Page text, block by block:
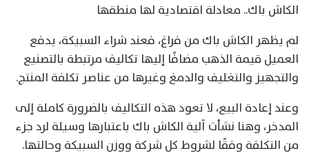
الكاش باك.. معادلة اقتصادية لها منطقها
لم يظهر الكاش باك من فراغ، فعند شراء السبيكة، يدفع
العميل قيمة الذهب مضافًا إليها تكاليف مرتبطة بالتصنيع
والتجهيز والتغليف والدمغ وغيرها من عناصر تكلفة المنتج.
وعند إعادة البيع، لا تعود هذه التكاليف بالضرورة كاملة إلى
المدخر، وهنا نشأت آلية الكاش باك باعتبارها وسيلة لرد جزء
من التكلفة وفقًا لشروط كل شركة ووزن السبيكة وحالتها.